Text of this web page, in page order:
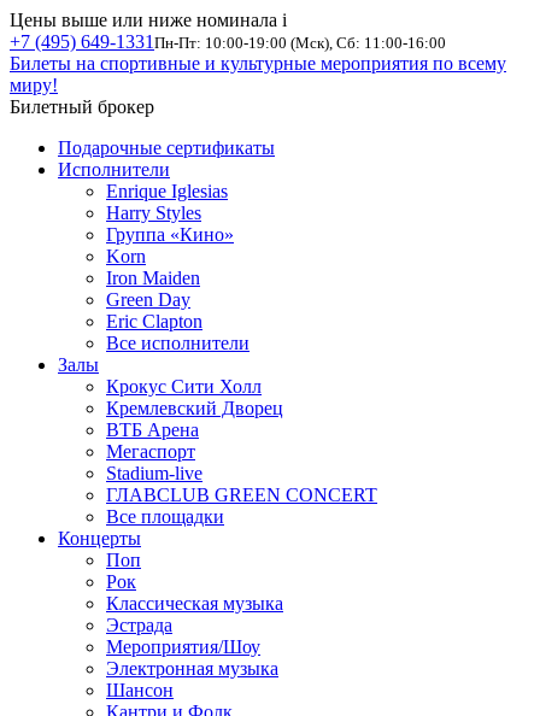
Цены выше или ниже номинала i
+7 (495) 649-1331 Пн-Пт: 10:00-19:00 (Мск), Сб: 11:00-16:00
Билеты на спортивные и культурные мероприятия по всему
миру!
Билетный брокер
Подарочные сертификаты
Исполнители
Enrique Iglesias
Harry Styles
Группа «Кино»
Korn
Iron Maiden
Green Day
Eric Clapton
Все исполнители
Залы
Крокус Сити Холл
Кремлевский Дворец
ВТБ Арена
Мегаспорт
Stadium-live
ГЛАВCLUB GREEN CONCERT
Все площадки
Концерты
Поп
Рок
Классическая музыка
Эстрада
Мероприятия/Шоу
Электронная музыка
Шансон
Кантри и Фолк